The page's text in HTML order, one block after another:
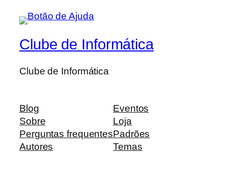
Clube de Informática
Clube de Informática
Blog
Sobre
Perguntas frequentes
Autores
Eventos
Loja
Padrões
Temas